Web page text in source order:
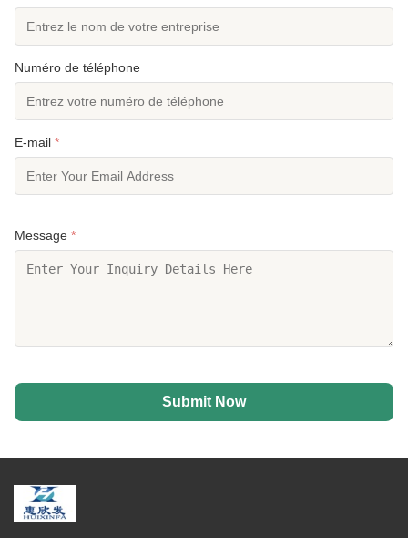
Numéro de téléphone
E-mail *
Message *
Submit Now